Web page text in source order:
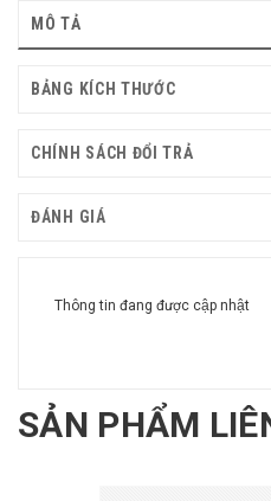
MÔ TẢ
BẢNG KÍCH THƯỚC
CHÍNH SÁCH ĐỔI TRẢ
ĐÁNH GIÁ
Thông tin đang được cập nhật
SẢN PHẨM